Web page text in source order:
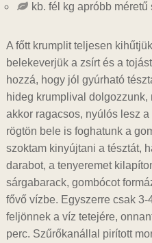
kb. fél kg apróbb méretű
A főtt krumplit teljesen
belekeverjük a zsírt és a
hozzá, hogy jól gyúrható
hideg krumplival dolgozzunk,
akkor ragacsos, nyúlós lesz
rögtön bele is foghatunk a
szoktam kinyújtani a tésztát,
darabot, a tenyeremet
sárgabarack, gombócot
fővő vízbe. Egyszerre csak 3-
feljönnek a víz tetejére,
perc. Szűrőkanállal pirított